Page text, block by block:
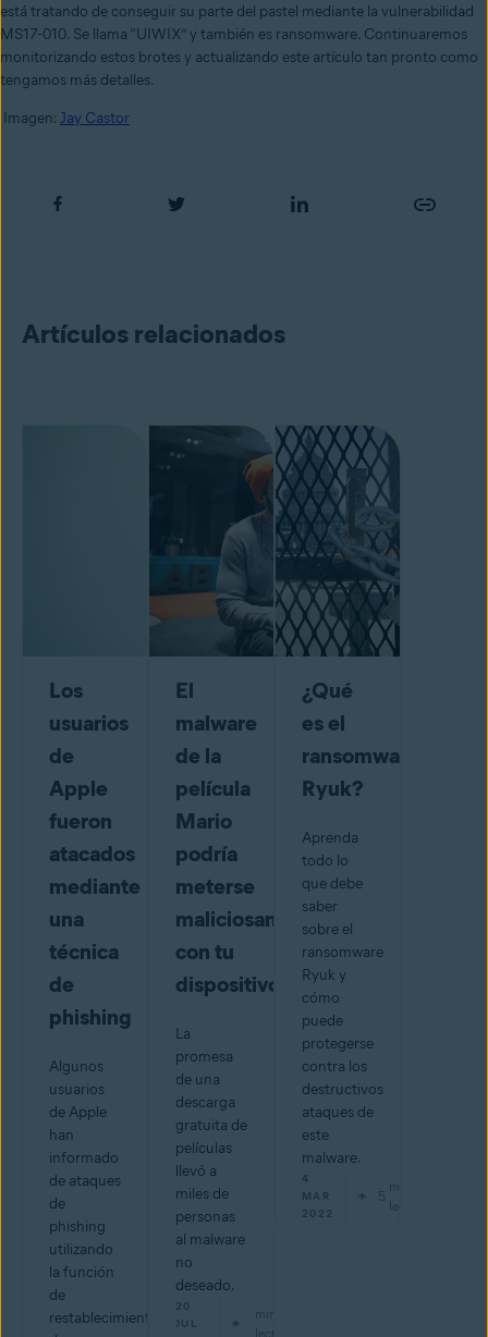
está tratando de conseguir su parte del pastel mediante la vulnerabilidad
MS17-010. Se llama “UIWIX” y también es ransomware. Continuaremos
monitorizando estos brotes y actualizando este artículo tan pronto como
tengamos más detalles.
Imagen: Jay Castor
Artículos relacionados
Los
usuarios
de
Apple
fueron
atacados
mediante
una
técnica
de
phishing
Algunos
usuarios
de Apple
han
informado
de ataques
de
phishing
utilizando
la función
de
restablecimiento
El
malware
de la
película
Mario
podría
meterse
maliciosamente
con tu
dispositivo
La
promesa
de una
descarga
gratuita de
películas
llevó a
miles de
personas
al malware
no
deseado.
20
JUL
min de
lectura
¿Qué
es el
ransomware
Ryuk?
Aprenda
todo lo
que debe
saber
sobre el
ransomware
Ryuk y
cómo
puede
protegerse
contra los
destructivos
ataques de
este
malware.
4
MAR
2022
5
min de
lectura